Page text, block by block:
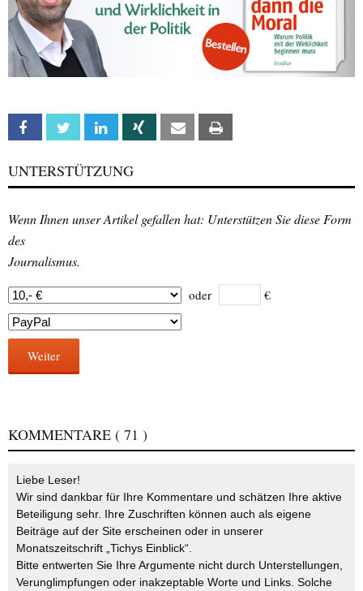
Facebook Twitter Linkedin Xing Email
UNTERSTÜTZUNG
Wenn Ihnen unser Artikel gefallen hat: Unterstützen Sie diese Form
des
Journalismus.
oder €
Weiter
KOMMENTARE ( 71 )
Liebe Leser!
Wir sind dankbar für Ihre Kommentare und schätzen Ihre aktive
Beteiligung sehr. Ihre Zuschriften können auch als eigene
Beiträge auf der Site erscheinen oder in unserer
Monatszeitschrift „Tichys Einblick“.
Bitte entwerten Sie Ihre Argumente nicht durch Unterstellungen,
Verunglimpfungen oder inakzeptable Worte und Links. Solche